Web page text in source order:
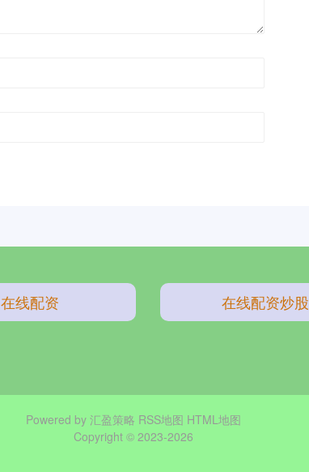
在线配资 在线配资炒股
Powered by 汇盈策略 RSS地图 HTML地图
Copyright © 2023-2026